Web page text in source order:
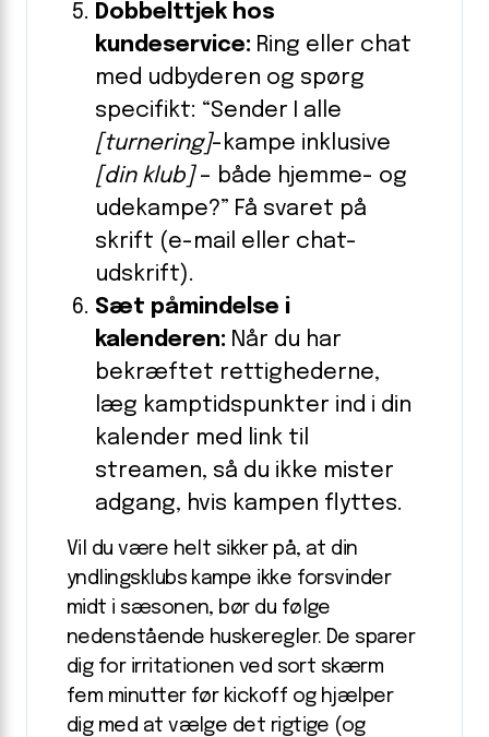
Dobbelttjek hos
kundeservice: Ring eller chat
med udbyderen og spørg
specifikt: “Sender I alle
[turnering]-kampe inklusive
[din klub]– både hjemme- og
udekampe?” Få svaret på
skrift (e-mail eller chat-
udskrift).
Sæt påmindelse i
kalenderen: Når du har
bekræftet rettighederne,
læg kamptidspunkter ind i din
kalender med link til
streamen, så du ikke mister
adgang, hvis kampen flyttes.
Vil du være helt sikker på, at din
yndlingsklubs kampe ikke forsvinder
midt i sæsonen, bør du følge
nedenstående huskeregler. De sparer
dig for irritationen ved sort skærm
fem minutter før kickoff og hjælper
dig med at vælge det rigtige (og